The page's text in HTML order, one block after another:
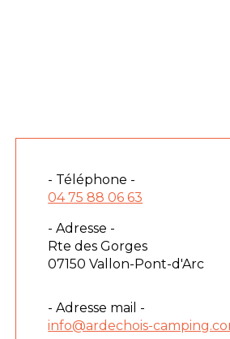
- Téléphone -
04 75 88 06 63
- Adresse -
Rte des Gorges
07150 Vallon-Pont-d'Arc
- Adresse mail -
info@ardechois-